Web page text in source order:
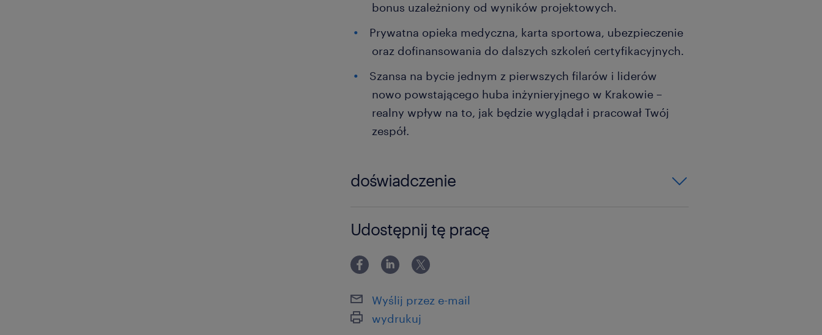
bonus uzależniony od wyników projektowych.
Prywatna opieka medyczna, karta sportowa, ubezpieczenie
oraz dofinansowania do dalszych szkoleń certyfikacyjnych.
Szansa na bycie jednym z pierwszych filarów i liderów
nowo powstającego huba inżynieryjnego w Krakowie –
realny wpływ na to, jak będzie wyglądał i pracował Twój
zespół.
doświadczenie
Udostępnij tę pracę
Wyślij przez e-mail
wydrukuj